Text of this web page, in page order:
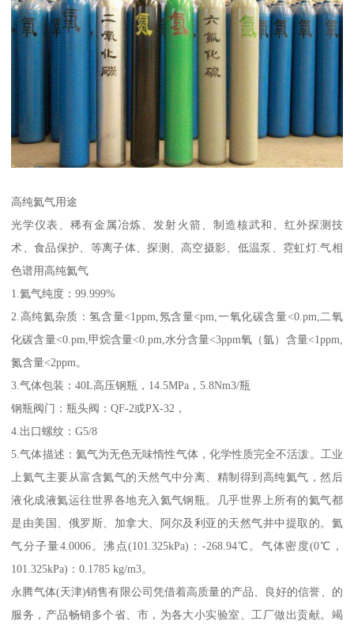
高纯氦气用途
光学仪表、稀有金属冶炼、发射火箭、制造核武和、红外探测技
术、食品保护、等离子体、探测、高空摄影、低温泵、霓虹灯.气相
色谱用高纯氦气
1.氦气纯度：99.999%
2.高纯氦杂质：氢含量<1ppm,氖含量<pm,一氧化碳含量<0.pm,二氧
化碳含量<0.pm,甲烷含量<0.pm,水分含量<3ppm氧（氩）含量<1ppm,
氮含量<2ppm。
3.气体包装：40L高压钢瓶，14.5MPa，5.8Nm3/瓶
钢瓶阀门：瓶头阀：QF-2或PX-32，
4.出口螺纹：G5/8
5.气体描述：氦气为无色无味惰性气体，化学性质完全不活泼。工业
上氦气主要从富含氦气的天然气中分离、精制得到高纯氦气，然后
液化成液氦运往世界各地充入氦气钢瓶。几乎世界上所有的氦气都
是由美国、俄罗斯、加拿大、阿尔及利亚的天然气井中提取的。氦
气分子量4.0006。沸点(101.325kPa)：-268.94℃。气体密度(0℃，
101.325kPa)：0.1785 kg/m3。
永腾气体(天津)销售有限公司凭借着高质量的产品、良好的信誉、的
服务，产品畅销多个省、市，为各大小实验室、工厂做出贡献。竭